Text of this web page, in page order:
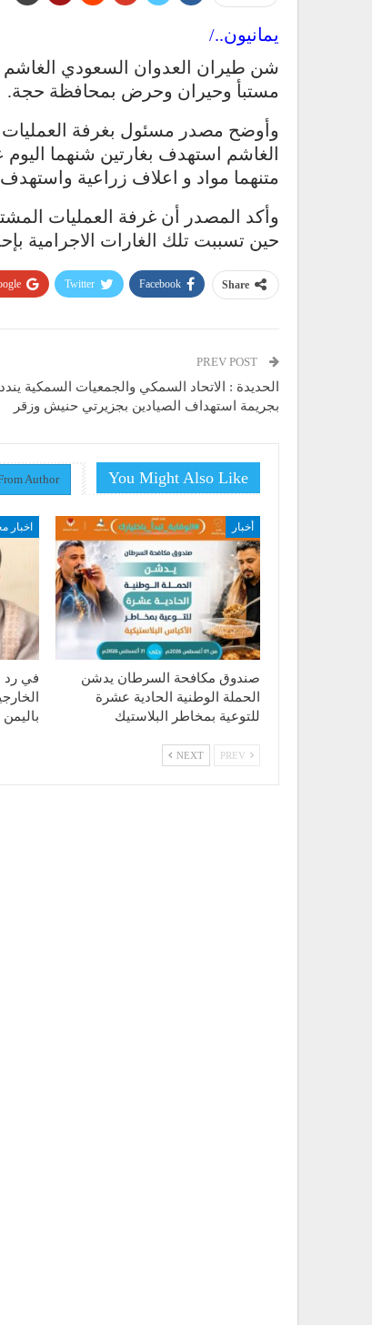
يمانيون../
مستبأ وحيران وحرض بمحافظة حجة.
وأوضح مصدر مسئول بغرفة
الغاشم استهدف بغارتين شنهما
متنهما مواد و اعلاف زراعية
وأكد المصدر أن غرفة العمليات
حين تسببت تلك الغارات الاجرامية
Share
Facebook
Twitter
الحديدة : الاتحاد السمكي والجمعيات السمكية
بجريمة استهداف الصيادين بجزيرتي حنيش وزقر
You Might Also Like
Author
أخبار
صندوق مكافحة السرطان يدشن
الحملة الوطنية الحادية عشرة
للتوعية بمخاطر البلاستيك
اخبار
في رد
NEXT